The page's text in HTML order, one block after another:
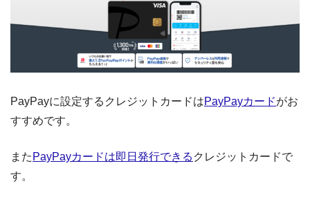
PayPayに設定するクレジットカードはPayPayカードがお
すすめです。
また PayPayカードは即日発行できる クレジットカードで
す。